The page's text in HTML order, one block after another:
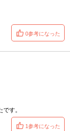
0参考になった
す。
1参考になった